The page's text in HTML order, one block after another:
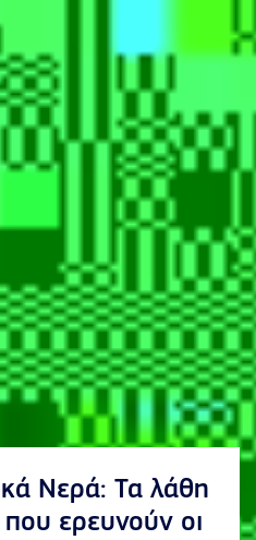
Νερά: Τα λάθη
ερευνούν οι